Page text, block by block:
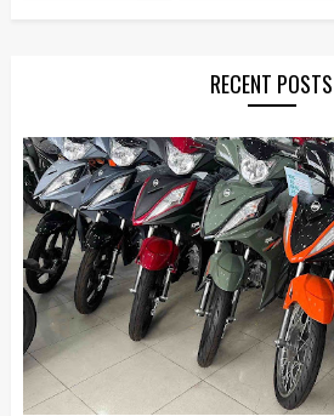
RECENT POSTS